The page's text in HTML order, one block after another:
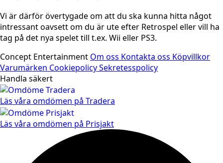
Vi är därför övertygade om att du ska kunna hitta något
intressant oavsett om du är ute efter Retrospel eller vill ha
tag på det nya spelet till t.ex. Wii eller PS3.
Concept Entertainment Om oss Kontakta oss Köpvillkor
Varumärken CookiepolicySekretesspolicy
Handla säkert
Läs våra omdömen på Tradera
Läs våra omdömen på Prisjakt